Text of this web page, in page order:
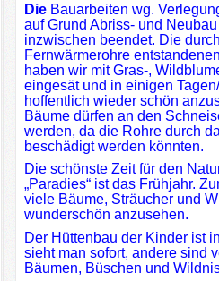
DieBauarbeiten wg.
auf Grund Abriss- und
inzwischen beendet. Die
Fernwärmerohre
haben wir mit Gras-,
eingesät und in einigen
hoffentlich wieder schön
Bäume dürfen an den
werden, da die Rohre durch
beschädigt werden könnten.
Die schönste Zeit für den
„Paradies“ ist das Frühjahr.
viele Bäume, Sträucher und
wunderschön anzusehen.
Der Hüttenbau der Kinder ist
sieht man sofort, andere sind
Bäumen, Büschen und